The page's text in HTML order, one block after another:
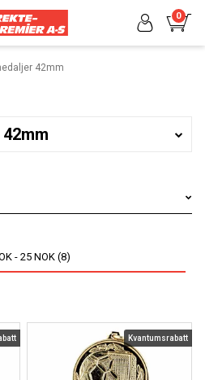
0
42mm
25 NOK 8
Kvantumsrabatt